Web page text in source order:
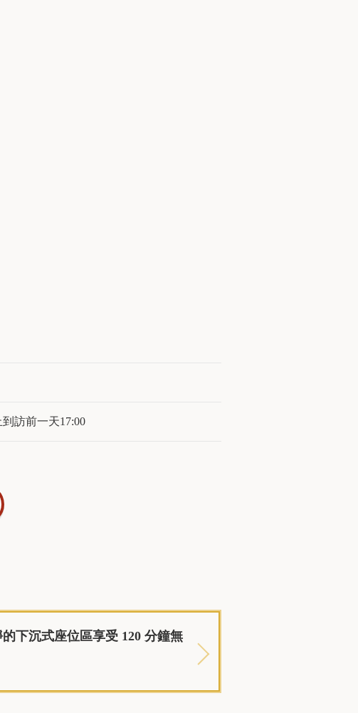
訪前一天17:00
下沉式座位區享受 120 分鐘無